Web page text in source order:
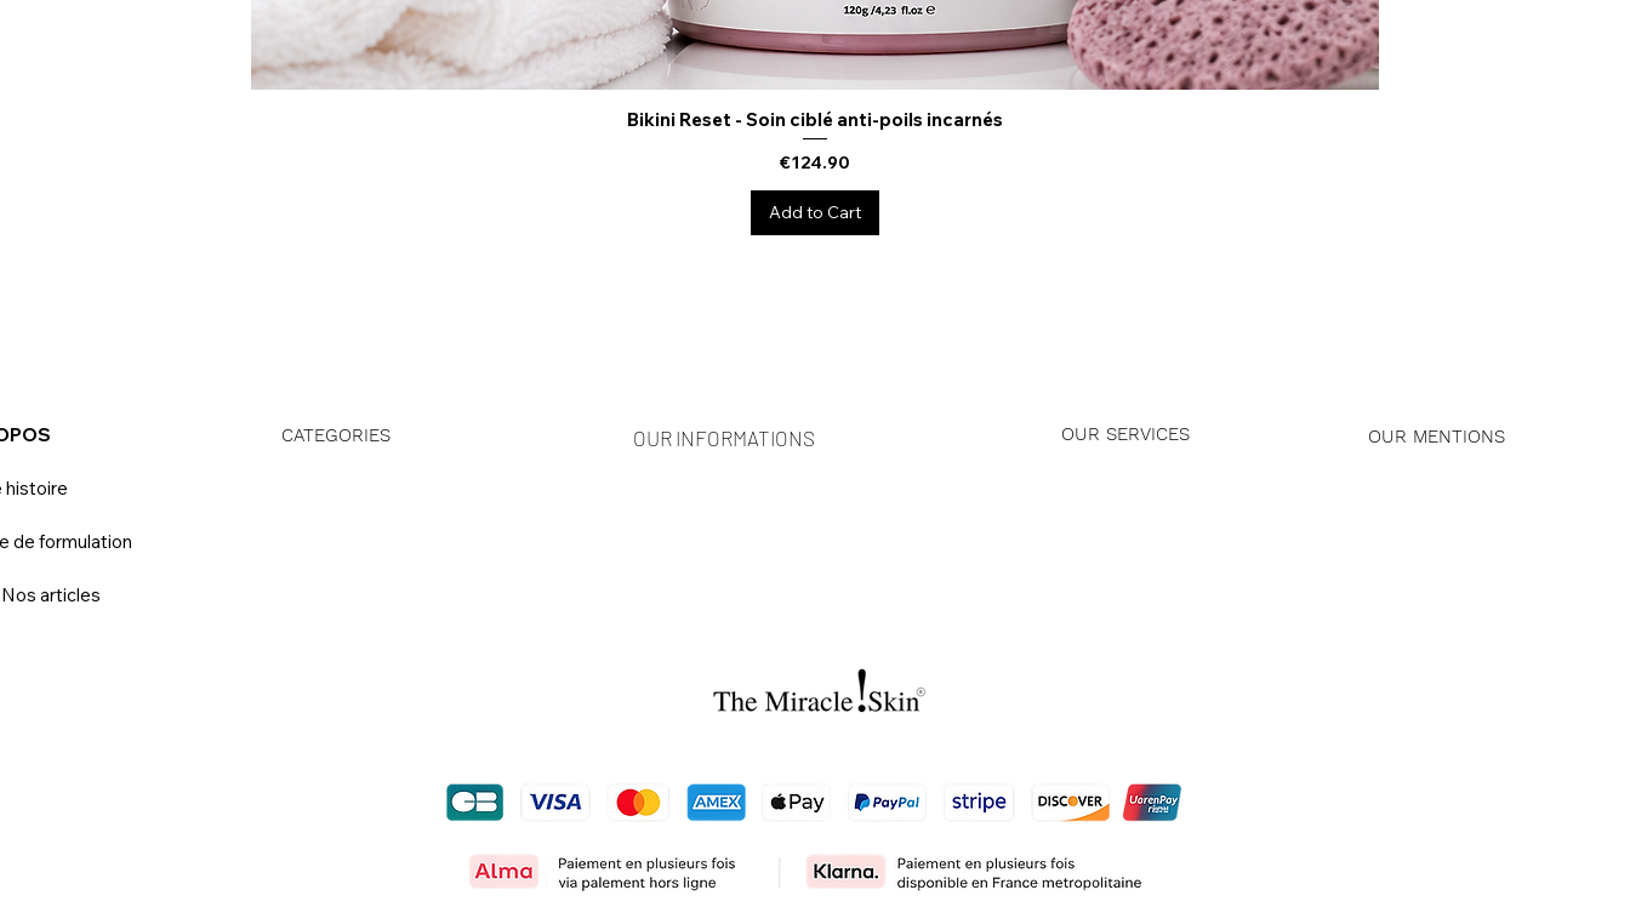
Quick View
Bikini Reset - Soin ciblé anti-poils incarnés
Price
€124.90
Add to Cart
histoire
de formulation
articles
CATEGORIES OUR INFORMATIONS OUR SERVICES OUR MENTIONS